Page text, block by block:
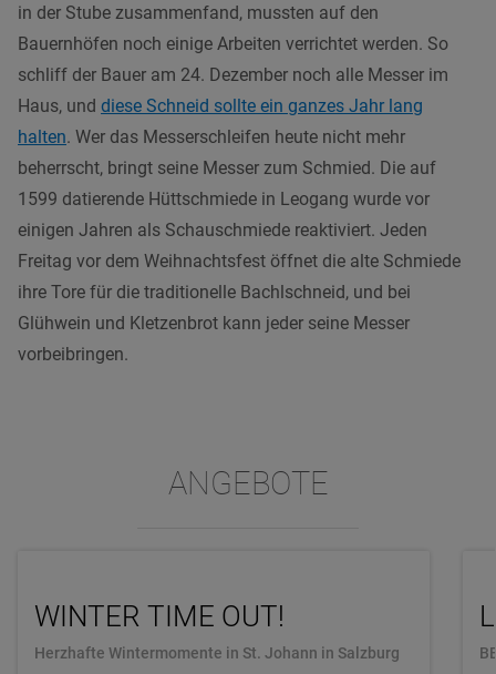
in der Stube zusammenfand, mussten auf den
Bauernhöfen noch einige Arbeiten verrichtet werden. So
schliff der Bauer am 24. Dezember noch alle Messer im
Haus, und diese Schneid sollte ein ganzes Jahr lang
halten. Wer das Messerschleifen heute nicht mehr
beherrscht, bringt seine Messer zum Schmied. Die auf
1599 datierende Hüttschmiede in Leogang wurde vor
einigen Jahren als Schauschmiede reaktiviert. Jeden
Freitag vor dem Weihnachtsfest öffnet die alte Schmiede
ihre Tore für die traditionelle Bachlschneid, und bei
Glühwein und Kletzenbrot kann jeder seine Messer
vorbeibringen.
ANGEBOTE
WINTER TIME OUT!
Herzhafte Wintermomente in St. Johann in Salzburg